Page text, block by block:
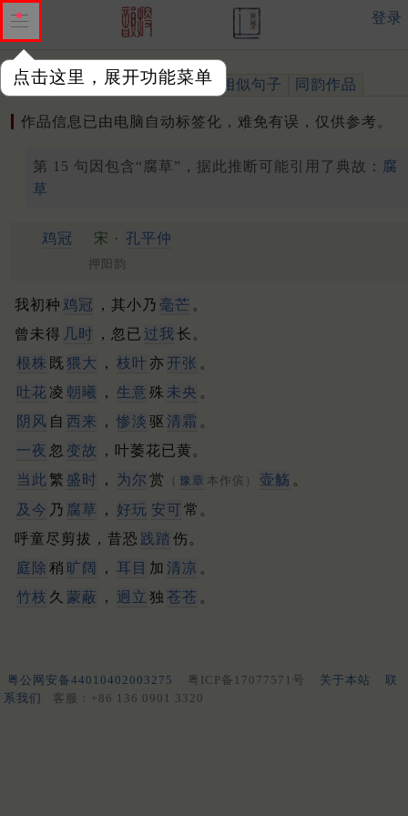
点击这里，展开功能菜单
登录
作品 标注四声 出处、引用 相似句子 同韵作品
作品信息已由电脑自动标签化，难免有误，仅供参考。
第 15 句因包含“腐草”，据此推断可能引用了典故： 腐
草
鸡冠 宋 · 孔平仲
押阳韵
我初种 鸡冠 ，其小乃 毫芒 。
曾未得 几时 ，忽已 过我 长。
根株 既猥大 ， 枝叶亦 开张 。
吐花 凌 朝曦 ， 生意 殊 未央 。
阴风 自 西来 ， 惨淡 驱 清霜 。
一夜 忽 变故
，叶萎花已黄。
当此 繁 盛时 ， 为尔 赏 （ 豫章 本作傧） 壶觞 。
及今 乃 腐草 ， 好玩 安可 常。
呼童尽剪拔，昔恐 践踏 伤。
庭除 稍 旷阔 ， 耳目 加 清凉 。
竹枝 久 蒙蔽 ， 迥立 独 苍苍 。
粤公网安备44010402003275 粤ICP备17077571号 关于本站
联
系我们
客服：+86 136 0901 3320